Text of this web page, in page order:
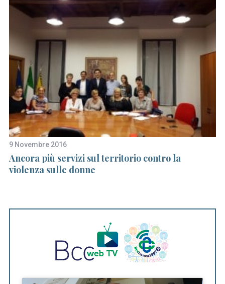
9 Novembre 2016
Ancora più servizi sul territorio contro la
violenza sulle donne